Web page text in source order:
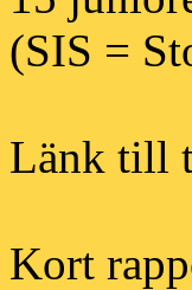
(SIS =
Länk till
Kort